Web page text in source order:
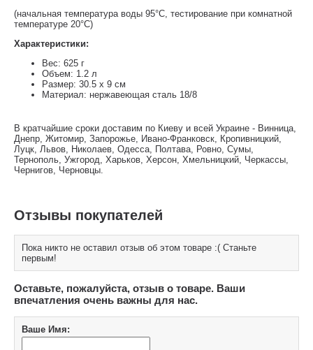
(начальная температура воды 95°C, тестирование при комнатной
температуре 20°C)
Характеристики:
Вес: 625 г
Объем: 1.2 л
Размер: 30.5 х 9 см
Материал: нержавеющая сталь 18/8
В кратчайшие сроки доставим по Киеву и всей Украине - Винница,
Днепр, Житомир, Запорожье, Ивано-Франковск, Кропивницкий,
Луцк, Львов, Николаев, Одесса, Полтава, Ровно, Сумы,
Тернополь, Ужгород, Харьков, Херсон, Хмельницкий, Черкассы,
Чернигов, Черновцы.
Отзывы покупателей
Пока никто не оставил отзыв об этом товаре :( Станьте
первым!
Оставьте, пожалуйста, отзыв о товаре. Ваши
впечатления очень важны для нас.
Ваше Имя: